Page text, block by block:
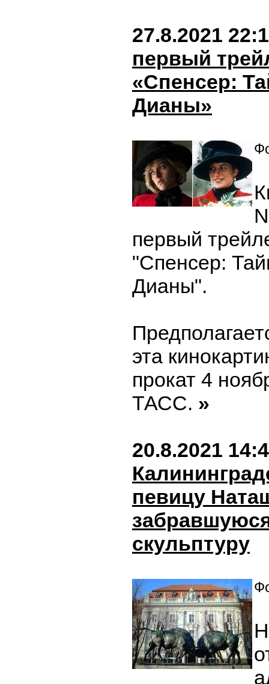
27.8.2021
первый
«Спенсер:
Дианы»
первый
"Спенсер:
Дианы".
эта
прокат 4
ТАСС. »
20.8.2021
певицу
скульптуру